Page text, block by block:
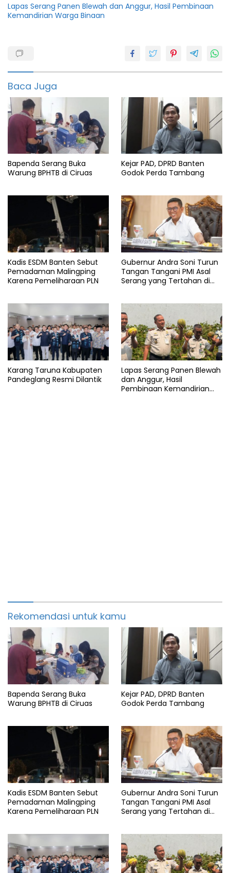
Lapas Serang Panen Blewah dan Anggur, Hasil Pembinaan
Kemandirian Warga Binaan
Distapang
Harga
pangan
Pasar
Murah
Pemprov
banten
Baca Juga
Bapenda Serang Buka
Warung BPHTB di Ciruas
Kejar PAD, DPRD Banten
Godok Perda Tambang
Kadis ESDM Banten Sebut
Pemadaman Malingping
Karena Pemeliharaan PLN
Gubernur Andra Soni Turun
Tangan Tangani PMI Asal
Serang yang Tertahan di
Karang Taruna Kabupaten
Pandeglang Resmi Dilantik
Lapas Serang Panen Blewah
dan Anggur, Hasil
Pembinaan Kemandirian
Rekomendasi untuk kamu
Bapenda Serang Buka
Warung BPHTB di Ciruas
Kejar PAD, DPRD Banten
Godok Perda Tambang
Kadis ESDM Banten Sebut
Pemadaman Malingping
Karena Pemeliharaan PLN
Gubernur Andra Soni Turun
Tangan Tangani PMI Asal
Serang yang Tertahan di